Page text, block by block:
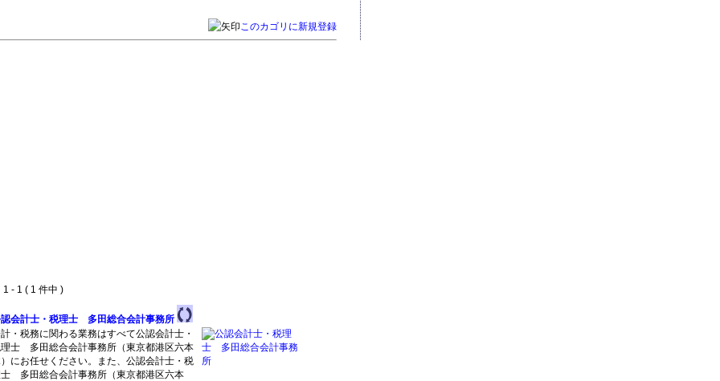
このカゴリに新規登録
- 1 ( 1 件中 )
会計士・税理士 多田総合会計事務所
・税務に関わる業務はすべて公認会計士・
士 多田総合会計事務所（東京都港区六本
にお任せください。また、公認会計士・税
多田総合会計事務所（東京都港区六本